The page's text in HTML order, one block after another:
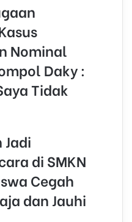
Nominal
Daky :
Tidak
Jadi
di SMKN
Cegah
dan Jauhi